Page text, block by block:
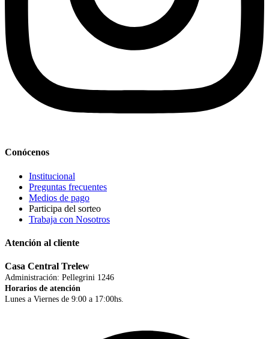
Conócenos
Institucional
Preguntas frecuentes
Medios de pago
Participa del sorteo
Trabaja con Nosotros
Atención al cliente
Casa Central Trelew
Administración: Pellegrini 1246
Horarios de atención
Lunes a Viernes de 9:00 a 17:00hs.